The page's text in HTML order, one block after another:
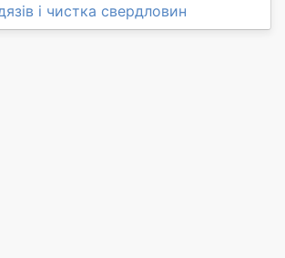
і чистка свердловин